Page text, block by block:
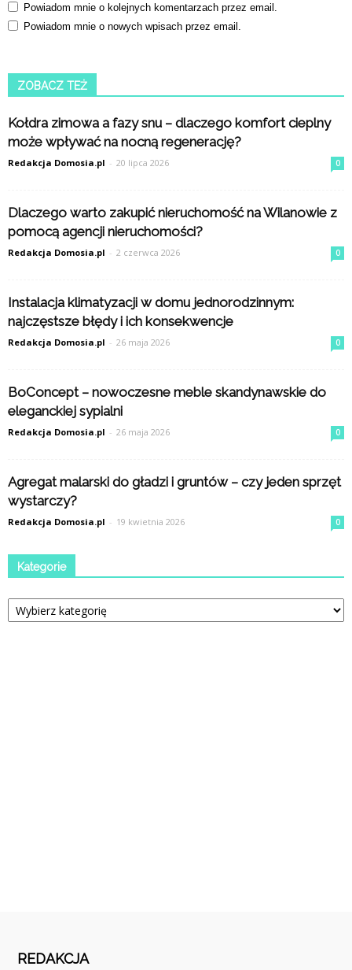
Powiadom mnie o kolejnych komentarzach przez email.
Powiadom mnie o nowych wpisach przez email.
ZOBACZ TEŻ
Kołdra zimowa a fazy snu – dlaczego komfort cieplny
może wpływać na nocną regenerację?
Redakcja Domosia.pl - 20 lipca 2026 0
Dlaczego warto zakupić nieruchomość na Wilanowie z
pomocą agencji nieruchomości?
Redakcja Domosia.pl - 2 czerwca 2026 0
Instalacja klimatyzacji w domu jednorodzinnym:
najczęstsze błędy i ich konsekwencje
Redakcja Domosia.pl - 26 maja 2026 0
BoConcept – nowoczesne meble skandynawskie do
eleganckiej sypialni
Redakcja Domosia.pl - 26 maja 2026 0
Agregat malarski do gładzi i gruntów – czy jeden sprzęt
wystarczy?
Redakcja Domosia.pl - 19 kwietnia 2026 0
Kategorie
Kategorie
REDAKCJA